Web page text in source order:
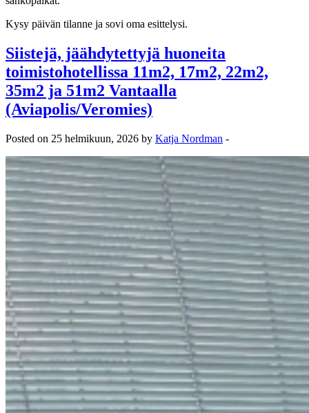
Kysy päivän tilanne ja sovi oma esittelysi.
Siistejä, jäähdytettyjä huoneita
toimistohotellissa 11m2, 17m2, 22m2,
35m2 ja 51m2 Vantaalla
(Aviapolis/Veromies)
Posted on 25 helmikuun, 2026 by Katja Nordman -